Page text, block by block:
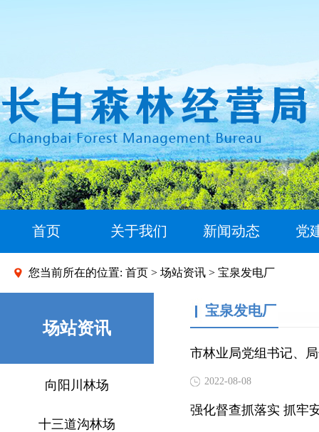
首页 关于我们 新闻动态 党
您当前所在的位置: 首页 > 场站资讯 > 宝泉发电厂
场站资讯
向阳川林场
十三道沟林场
宝泉发电厂
市林业局党组书记、
2022-08-08
强化督查抓落实 抓牢